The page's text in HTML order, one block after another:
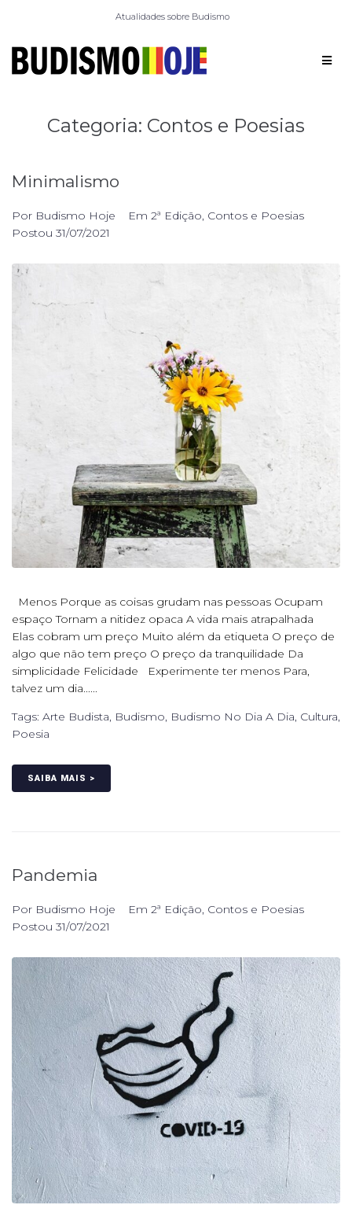
Atualidades sobre Budismo
Categoria: Contos e Poesias
Minimalismo
Por Budismo Hoje Em 2ª Edição, Contos e Poesias
Postou 31/07/2021
Menos Porque as coisas grudam nas pessoas Ocupam
espaço Tornam a nitidez opaca A vida mais atrapalhada
Elas cobram um preço Muito além da etiqueta O preço de
algo que não tem preço O preço da tranquilidade Da
simplicidade Felicidade Experimente ter menos Para,
talvez um dia......
Tags: Arte Budista, Budismo, Budismo No Dia A Dia, Cultura,
Poesia
SAIBA MAIS >
Pandemia
Por Budismo Hoje Em 2ª Edição, Contos e Poesias
Postou 31/07/2021